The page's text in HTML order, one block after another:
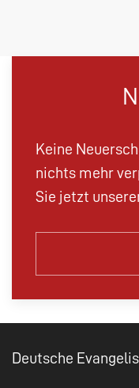
Keine
nichts mehr
Sie jetzt
Deutsche